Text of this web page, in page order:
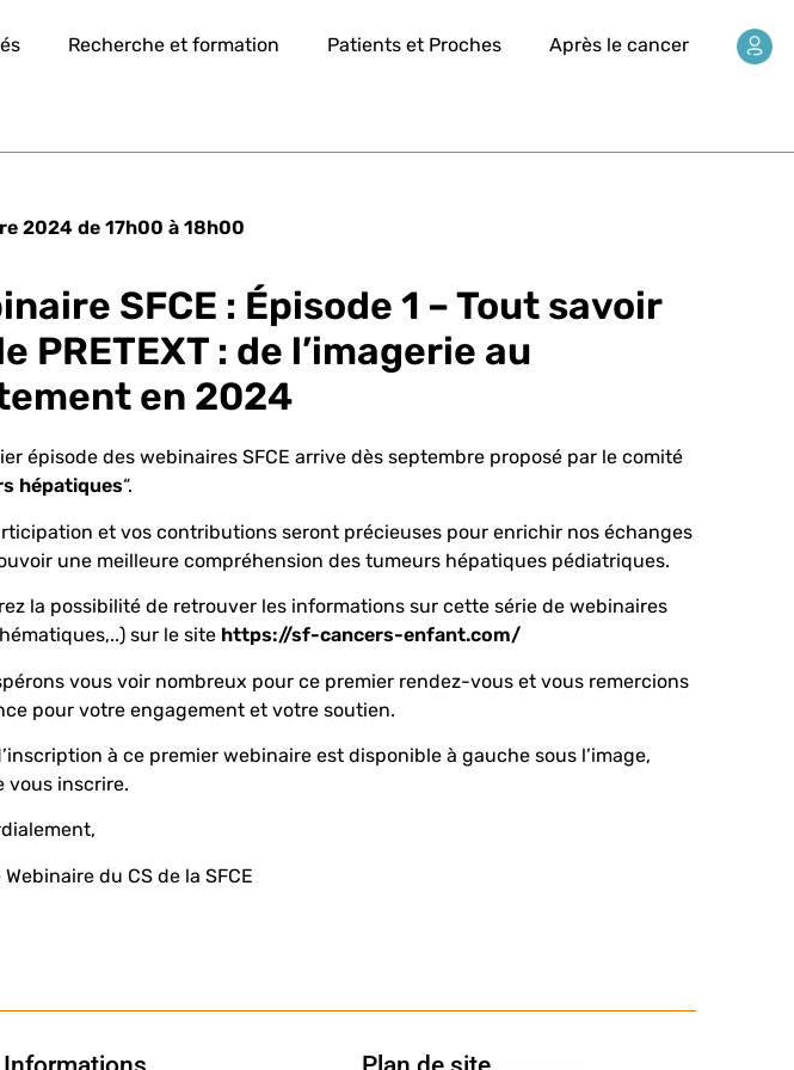
Recherche et formation Patients et Proches Après le cancer
2024 de 17h00 à 18h00
SFCE : Épisode 1 – Tout savoir
PRETEXT : de l’imagerie au
en 2024
épisode des webinaires SFCE arrive dès septembre proposé par le comité
hépatiques“.
et vos contributions seront précieuses pour enrichir nos échanges
une meilleure compréhension des tumeurs hépatiques pédiatriques.
la possibilité de retrouver les informations sur cette série de webinaires
sur le site https://sf-cancers-enfant.com/
vous voir nombreux pour ce premier rendez-vous et vous remercions
pour votre engagement et votre soutien.
à ce premier webinaire est disponible à gauche sous l’image,
vous inscrire.
Webinaire du CS de la SFCE